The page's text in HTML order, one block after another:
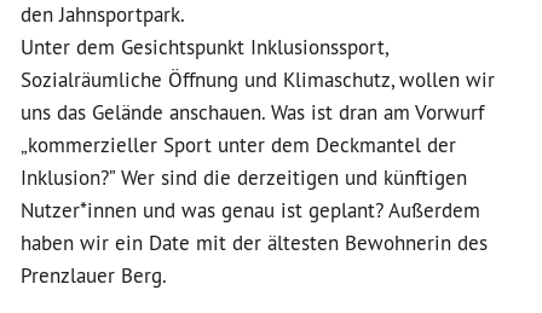
den Jahnsportpark.
Unter dem Gesichtspunkt Inklusionssport,
Sozialräumliche Öffnung und Klimaschutz, wollen wir
uns das Gelände anschauen. Was ist dran am Vorwurf
„kommerzieller Sport unter dem Deckmantel der
Inklusion?” Wer sind die derzeitigen und künftigen
Nutzer*innen und was genau ist geplant? Außerdem
haben wir ein Date mit der ältesten Bewohnerin des
Prenzlauer Berg.